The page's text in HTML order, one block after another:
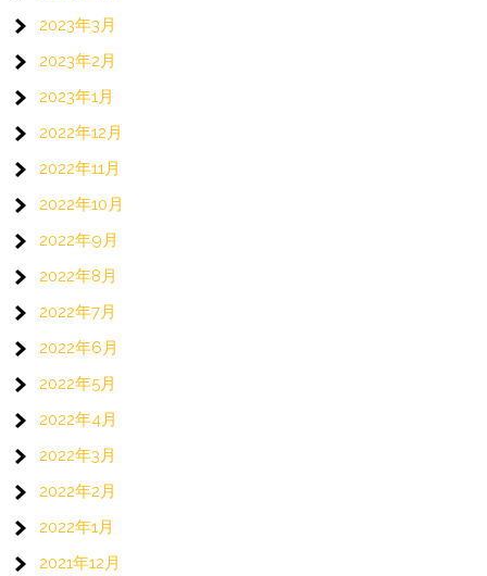
2023年3月
2023年2月
2023年1月
2022年12月
2022年11月
2022年10月
2022年9月
2022年8月
2022年7月
2022年6月
2022年5月
2022年4月
2022年3月
2022年2月
2022年1月
2021年12月